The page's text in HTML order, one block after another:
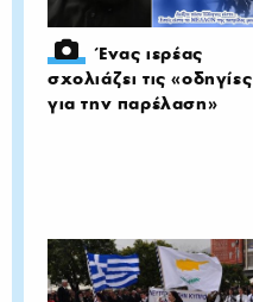
Ένας ιερέας
σχολιάζει τις «οδηγίες
για την παρέλαση»